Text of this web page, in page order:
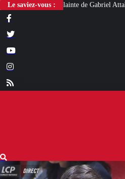
Le saviez-vous :« Ta chicha et ta